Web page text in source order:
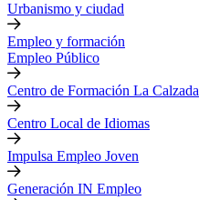
Urbanismo y ciudad
Empleo y formación
Empleo Público
Centro de Formación La Calzada
Centro Local de Idiomas
Impulsa Empleo Joven
Generación IN Empleo